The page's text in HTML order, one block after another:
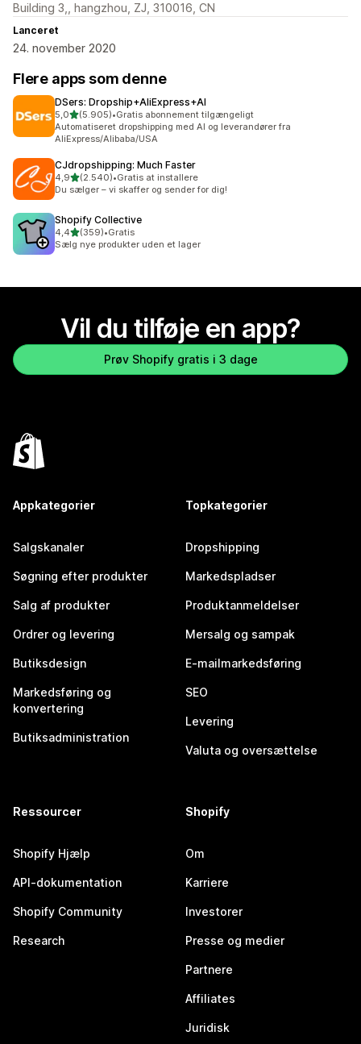
Building 3,, hangzhou, ZJ, 310016, CN
Lanceret
24. november 2020
Flere apps som denne
DSers: Dropship+AliExpress+AI
5,0ud af 5 stjerner
(5.905)
5905 anmeldelser i alt
•Gratis abonnement tilgængeligt
Automatiseret dropshipping med AI og leverandører fra
AliExpress/Alibaba/USA
CJdropshipping: Much Faster
4,9ud af 5 stjerner
(2.540)
2540 anmeldelser i alt
•Gratis at installere
Du sælger – vi skaffer og sender for dig!
Shopify Collective
4,4ud af 5 stjerner
(359)
359 anmeldelser i alt
•Gratis
Sælg nye produkter uden et lager
Vil du tilføje en app?
Prøv Shopify gratis i 3 dage
Appkategorier
Salgskanaler
Søgning efter produkter
Salg af produkter
Ordrer og levering
Butiksdesign
Markedsføring og
konvertering
Butiksadministration
Topkategorier
Dropshipping
Markedspladser
Produktanmeldelser
Mersalg og sampak
E-mailmarkedsføring
SEO
Levering
Valuta og oversættelse
Ressourcer
Shopify Hjælp
API-dokumentation
Shopify Community
Research
Shopify
Om
Karriere
Investorer
Presse og medier
Partnere
Affiliates
Juridisk